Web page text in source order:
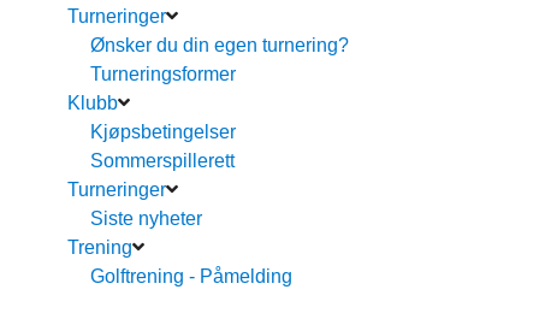
Turneringer
Ønsker du din egen turnering?
Turneringsformer
Klubb
Kjøpsbetingelser
Sommerspillerett
Turneringer
Siste nyheter
Trening
Golftrening - Påmelding